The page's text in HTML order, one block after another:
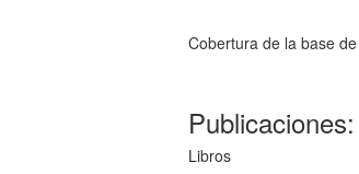
Cobertura de la base
Publicaciones:
Libros